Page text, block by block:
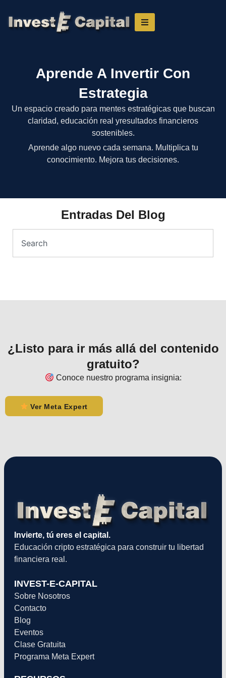
Aprende A Invertir Con
Estrategia
Un espacio creado para mentes estratégicas que buscan
claridad, educación real yresultados financieros
sostenibles.
Aprende algo nuevo cada semana. Multiplica tu
conocimiento. Mejora tus decisiones.
Entradas Del Blog
¿Listo para ir más allá del contenido
gratuito?
Conoce nuestro programa insignia:
Ver Meta Expert
Invierte, tú eres el capital.
Educación cripto estratégica para construir tu libertad
financiera real.
INVEST-E-CAPITAL
Sobre Nosotros
Contacto
Blog
Eventos
Clase Gratuita
Programa Meta Expert